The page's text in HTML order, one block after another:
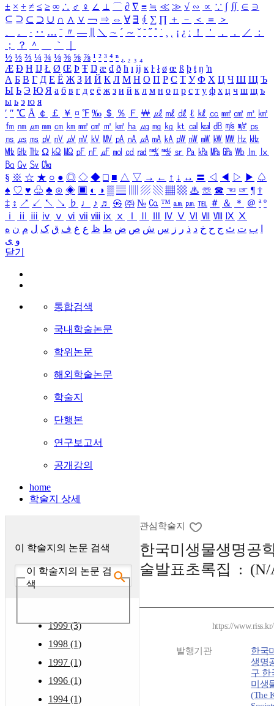
± × ÷ ≠ ≤ ≥ ∞ ∴ ♂ ♀ ∠ ⊥ ⌒ ∂ ∇ ≡ ≒ ≪ ≫ √ ∽ ∝ ∵ ∫ ∬ ∈ ∋
⊆ ⊇ ⊂ ⊃ ∪ ∩ ∧ ∨ ￢ ⇒ ⇔ ∀ ∃ ∮ ∑ ∏ ＋ － ＜ ＝
＞
、
。 · ‥ … ¨ 〃 ― ＼ ∼ ´ ～ ˇ ˘ ˝ ˚ ˙ ¸ ¡ ¿ ː ！ ＇ ， ． ／
：
；
？ ＾ ｀
½ ⅓ ⅔ ¼ ¾ ⅛ ⅜ ⅝ ⅞ ¹ ² ³ ⁴ ⁿ ₁ ₂ ₃ ₄
Æ Ð Ħ Ĳ Ł Ø Œ Þ Ŧ Ŋ æ đ ð ħ ı ĳ ĸ ŀ ł ø œ ß þ ŧ ŋ ŉ
А Б В Г Д Е Ё Ж З И Й К Л М Н О П Р С Т У Ф Х Ц Ч Ш Щ Ъ
Ы Ь Э Ю Я а б в г д е ё ж з и й к л м н о п р с т у ф х ц ч ш щ ъ
ы ь э ю я
′ ″ ℃ Å ￠ ￡ ￥ ¤ ℉ ‰ ＄ ％ Ｆ ￦ ㎕ ㎖ ㎗ ℓ ㎘ ㏄ ㎣ ㎤ ㎥ ㎦
㎙ ㎚ ㎛ ㎜ ㎝ ㎞ ㎟ ㎠ ㎡ ㎢ ㏊ ㎍ ㎎ ㎏ ㏏ ㎈ ㎉ ㏈ ㎧ ㎨ ㎰
㎱ ㎲ ㎳ ㎴ ㎵ ㎶ ㎷ ㎸ ㎹ ㎀ ㎁ ㎂ ㎃ ㎄ ㎺ ㎻ ㎽ ㎾ ㎿ ㎐ ㎑
㎒ ㎓ ㎔ Ω ㏀ ㏁ ㎊ ㎋ ㎌ ㏖ ㏅ ㎭ ㎮ ㎯ ㏛ ㎩ ㎪ ㎫ ㎬ ㏝ ㏐
㏓
㏃ ㏉ ㏜ ㏆
§ ※ ☆ ★ ○ ● ◎ ◇ ◆ □ ■ △ ▽ → ← ↑ ↓ ↔ 〓 ◁ ◀ ▷ ▶ ♤
♠ ♡ ♥ ♧ ♣ ⊙ ◈ ▣ ◐ ◑ ▒ ▤ ▨ ▧ ▦ ▩ ♨ ☏ ☎ ☜ ☞ ¶ †
‡ ↕ ↗ ↙ ↖ ↘ ♭ ♩ ♪ ♬ ㉿ ㈜ № ㏇ ™ ㏂ ㏘ ℡ ＃ ＆ ＊ ＠ ª º
ⅰ
ⅱ ⅲ ⅳ ⅴ ⅵ ⅶ ⅷ ⅸ ⅹ Ⅳ Ⅴ Ⅵ Ⅶ Ⅷ Ⅸ Ⅹ
ب ت ث ج ح خ د ذ ر ز س ش ص ض ط ظ ع غ ف ق ک ل م ن ه
و ی
닫기
통합검색
국내학술논문
학위논문
해외학술논문
학술지
단행본
연구보고서
공개강의
home
학술지 상세
이 학술지의 논문 검색
이 학술지의 논문 검
색
1999 (3)
1998 (1)
1997 (1)
1996 (1)
1994 (1)
관심학술지
한국미생물생명공
술발표초록집 : (N/
https://
발행기관
한국
생명
구 한
미생
(The